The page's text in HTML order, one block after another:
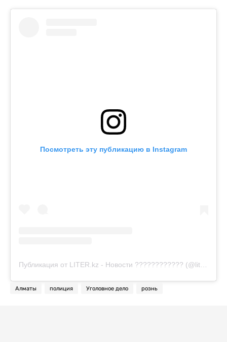
Посмотреть эту публикацию в Instagram
Алматы полиция Уголовное дело рознь